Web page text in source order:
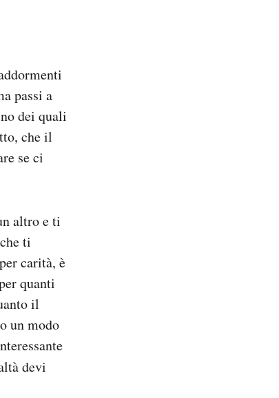
passi a
dei quali
che il
se ci
altro e ti
ti
carità, è
quanti
il
un modo
devi